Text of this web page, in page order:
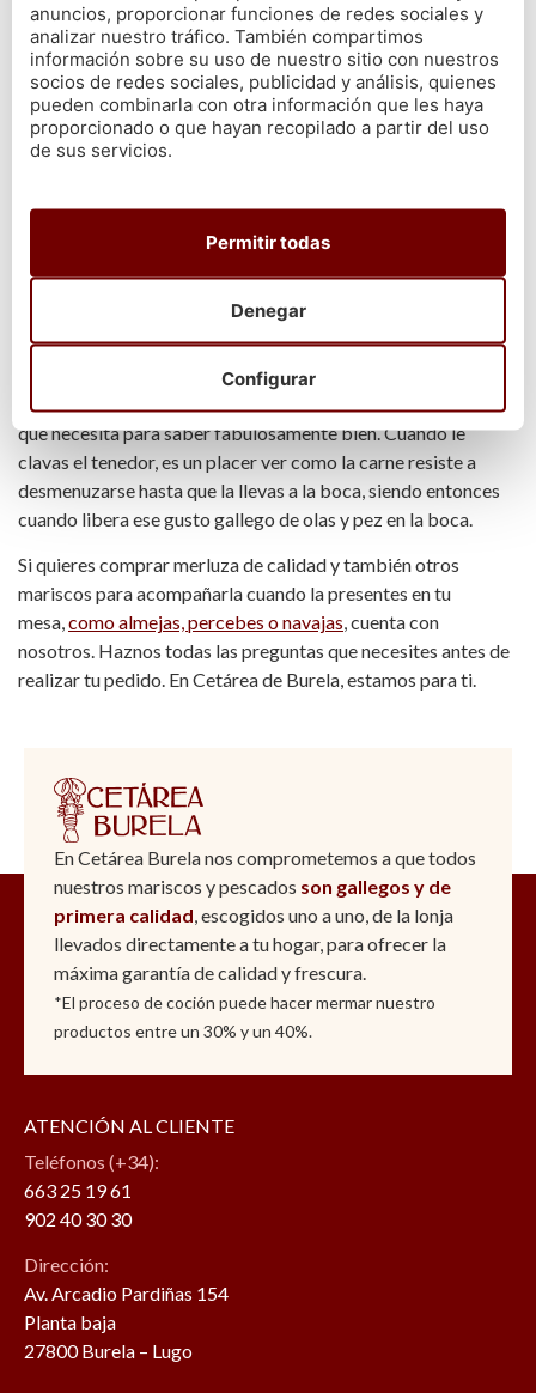
En nuestra tienda online no queremos que nos llames solo por
una pieza de merluza un día concreto,queremos ser tu tienda
de pescado y mariscoen la que pienses cuando quieres
celebrar una ocasión especial o cuando quieres llevar el
auténtico sabor del mar gallego a tu casa
¿Y por qué comprar merluza del pincho? Sin duda alguna por
característico de sus lomos. Con la buena merluza gallega
pasa como con la lubina, no tiene nada que ver comer una de
segunda clase que comer la de primerísima calidad que
servimos desde nuestra tienda de pescados online. Se nota
desde el momento en el que le das esa único golpe de calor
que necesita para saber fabulosamente bien. Cuando le
clavas el tenedor, es un placer ver como la carne resiste a
desmenuzarse hasta que la llevas a la boca, siendo entonces
cuando libera ese gusto gallego de olas y pez en la boca.
Si quieres comprar merluza de calidad y también otros
mariscos para acompañarla cuando la presentes en tu
mesa,como almejas, percebes o navajas, cuenta con
nosotros. Haznos todas las preguntas que necesites antes de
realizar tu pedido. En Cetárea de Burela, estamos para ti.
En Cetárea Burela nos comprometemos a que todos
nuestros mariscos y pescados son gallegos y de
primera calidad, escogidos uno a uno, de la lonja
llevados directamente a tu hogar, para ofrecer la
máxima garantía de calidad y frescura.
*El proceso de coción puede hacer mermar nuestro
productos entre un 30% y un 40%.
ATENCIÓN AL CLIENTE
Teléfonos (+34):
663 25 19 61
902 40 30 30
Dirección:
Av. Arcadio Pardiñas 154
Planta baja
27800 Burela – Lugo
anuncios, proporcionar funciones de redes sociales y
analizar nuestro tráfico. También compartimos
información sobre su uso de nuestro sitio con nuestros
socios de redes sociales, publicidad y análisis, quienes
pueden combinarla con otra información que les haya
proporcionado o que hayan recopilado a partir del uso
de sus servicios.
Configurar
Denegar
Permitir todas